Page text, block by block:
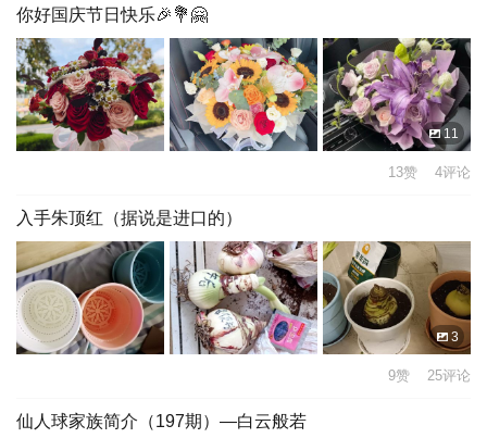
你好国庆节日快乐🎉💐🤗
11
13赞 4评论
入手朱顶红（据说是进口的）
3
9赞 25评论
仙人球家族简介（197期）—白云般若